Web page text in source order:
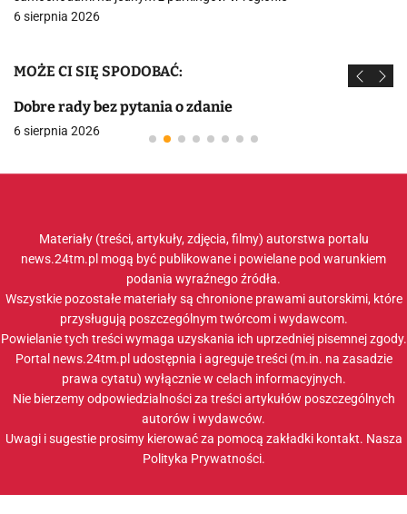
6 sierpnia 2026
MOŻE CI SIĘ SPODOBAĆ:
Dobre rady bez pytania o zdanie
6 sierpnia 2026
Materiały (treści, artykuły, zdjęcia, filmy) autorstwa portalu
news.24tm.pl mogą być publikowane i powielane pod warunkiem
podania wyraźnego źródła.
Wszystkie pozostałe materiały są chronione prawami autorskimi, które
przysługują poszczególnym twórcom i wydawcom.
Powielanie tych treści wymaga uzyskania ich uprzedniej pisemnej zgody.
Portal news.24tm.pl udostępnia i agreguje treści (m.in. na zasadzie
prawa cytatu) wyłącznie w celach informacyjnych.
Nie bierzemy odpowiedzialności za treści artykułów poszczególnych
autorów i wydawców.
Uwagi i sugestie prosimy kierować za pomocą zakładki kontakt. Nasza
Polityka Prywatności.